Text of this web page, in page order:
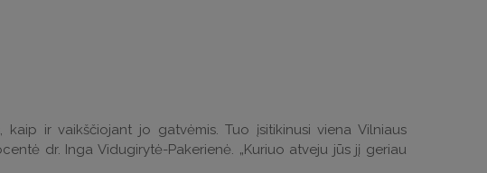
ir vaikščiojant jo gatvėmis. Tuo įsitikinusi viena Vilniaus
dr. Inga Vidugirytė-Pakerienė. „Kuriuo atveju jūs jį geriau